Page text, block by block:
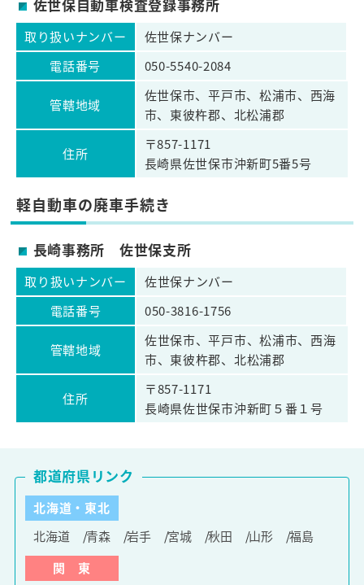
佐世保自動車検査登録事務所
取り扱いナンバー
佐世保ナンバー
電話番号
050-5540-2084
管轄地域
佐世保市、平戸市、松浦市、西海
市、東彼杵郡、北松浦郡
住所
〒857-1171
長崎県佐世保市沖新町5番5号
軽自動車の廃車手続き
長崎事務所 佐世保支所
取り扱いナンバー
佐世保ナンバー
電話番号
050-3816-1756
管轄地域
佐世保市、平戸市、松浦市、西海
市、東彼杵郡、北松浦郡
住所
〒857-1171
長崎県佐世保市沖新町５番１号
北海道・東北
北海道
青森 岩手 宮城 秋田 山形
福島
関 東
都道府県リンク